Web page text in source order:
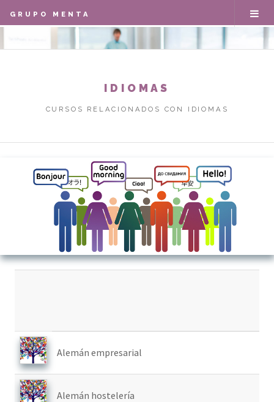
GRUPO MENTA
IDIOMAS
CURSOS RELACIONADOS CON IDIOMAS
Alemán empresarial
Alemán hostelería